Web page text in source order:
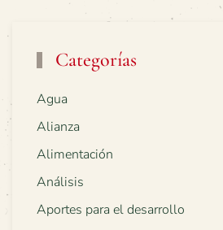
Categorías
Agua
Alianza
Alimentación
Análisis
Aportes para el desarrollo